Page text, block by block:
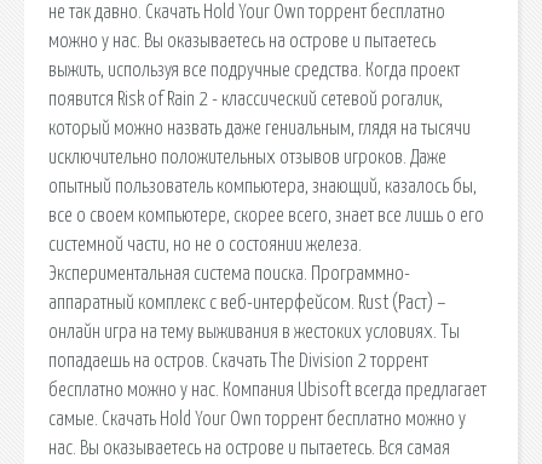
не так давно. Скачать Hold Your Own торрент бесплатно
можно у нас. Вы оказываетесь на острове и пытаетесь
выжить, используя все подручные средства. Когда проект
появится Risk of Rain 2 - классический сетевой рогалик,
который можно назвать даже гениальным, глядя на тысячи
исключительно положительных отзывов игроков. Даже
опытный пользователь компьютера, знающий, казалось бы,
все о своем компьютере, скорее всего, знает все лишь о его
системной части, но не о состоянии железа.
Экспериментальная система поиска. Программно-
аппаратный комплекс с веб-интерфейсом. Rust (Раст) –
онлайн игра на тему выживания в жестоких условиях. Ты
попадаешь на остров. Скачать The Division 2 торрент
бесплатно можно у нас. Компания Ubisoft всегда предлагает
самые. Скачать Hold Your Own торрент бесплатно можно у
нас. Вы оказываетесь на острове и пытаетесь. Вся самая